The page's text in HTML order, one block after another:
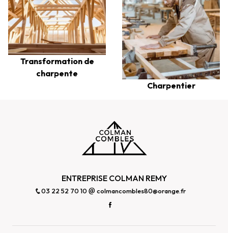
Transformation de
charpente
Charpentier
ENTREPRISE COLMAN REMY
03 22 52 70 10 colmancombles80@orange.fr